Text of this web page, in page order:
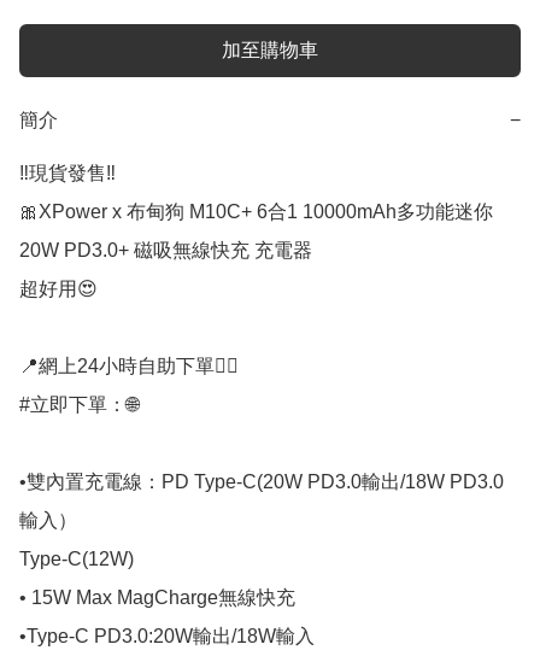
加至購物車
簡介 −
‼️現貨發售‼️
🎀XPower x 布甸狗 M10C+ 6合1 10000mAh多功能迷你
20W PD3.0+ 磁吸無線快充 充電器
超好用😍
📍網上24小時自助下單👍🏻
#立即下單：🌐
•雙內置充電線：PD Type-C(20W PD3.0輸出/18W PD3.0
輸入）
Type-C(12W)
• 15W Max MagCharge無線快充
•Type-C PD3.0:20W輸出/18W輸入